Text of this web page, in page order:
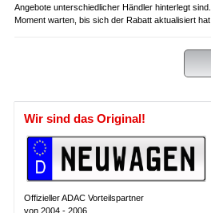
Angebote unterschiedlicher Händler hinterlegt sind. Bitte nach Auswahl einen kleinen
Moment warten, bis sich der Rabatt aktualisiert hat.
Wir sind das Original!
Offizieller ADAC Vorteilspartner
von 2004 - 2006